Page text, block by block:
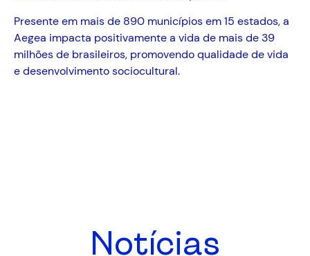
Presente em mais de 890 municípios em 15 estados, a
Aegea impacta positivamente a vida de mais de 39
milhões de brasileiros, promovendo qualidade de vida
e desenvolvimento sociocultural.
Notícias